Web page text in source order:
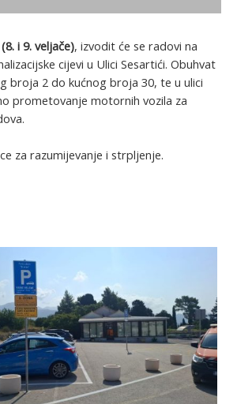
i 9. veljače), izvodit će se radovi na
cijevi u Ulici Sesartići. Obuhvat
broja 2 do kućnog broja 30, te u ulici
prometovanje motornih vozila za
za razumijevanje i strpljenje.